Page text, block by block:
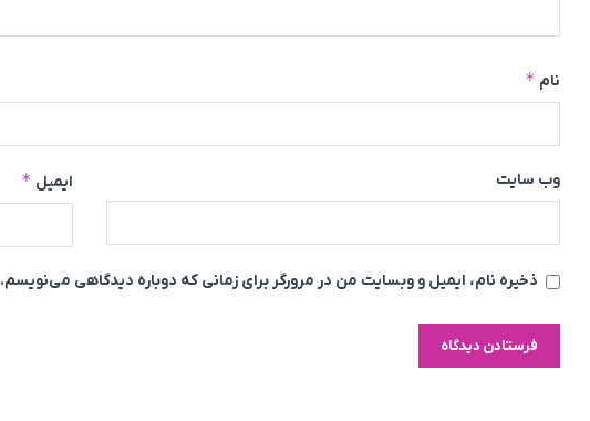
نام *
ایمیل * وب‌ سایت
ذخیره نام، ایمیل و وبسایت من در مرورگر برای زمانی که دوباره دیدگاهی می‌نویسم.